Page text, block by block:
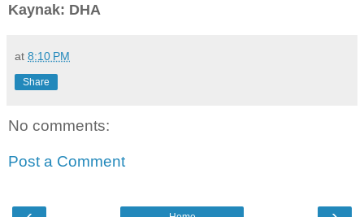
Kaynak: DHA
at 8:10 PM
Share
No comments:
Post a Comment